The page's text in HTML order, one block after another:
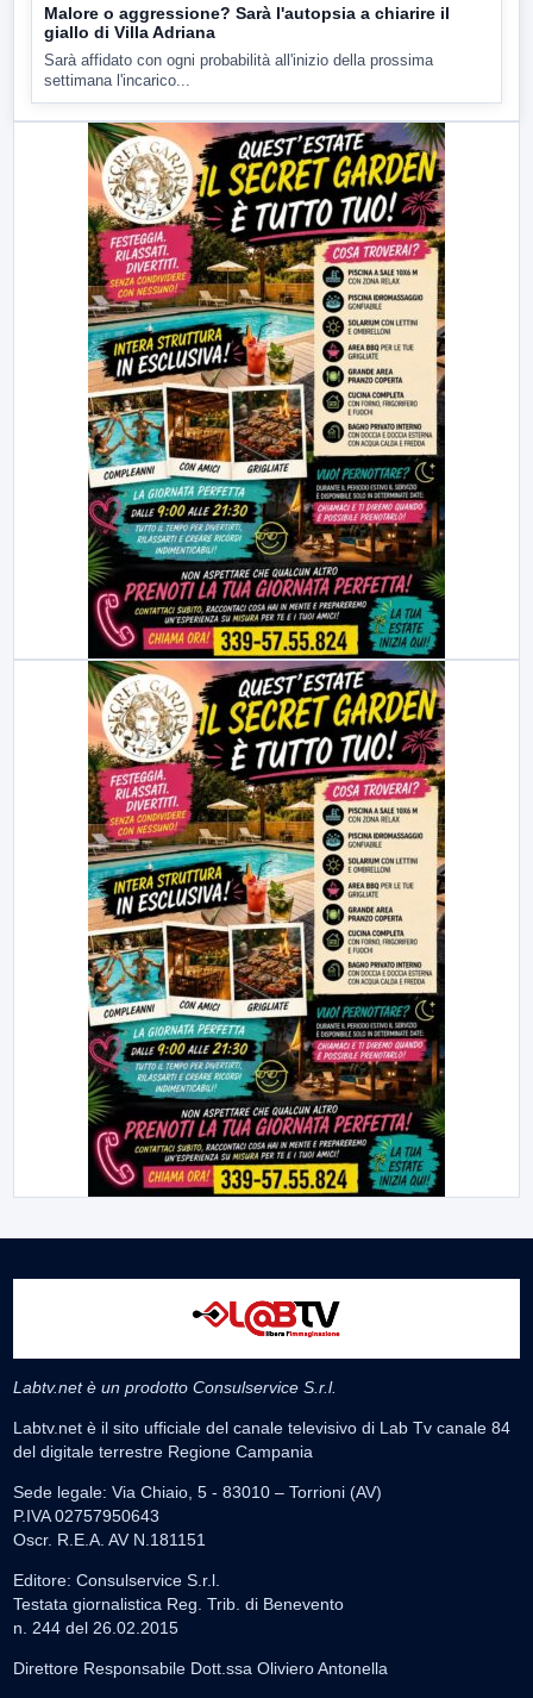
Malore o aggressione? Sarà l'autopsia a chiarire il
giallo di Villa Adriana
Sarà affidato con ogni probabilità all'inizio della prossima
settimana l'incarico...
Labtv.net è un prodotto Consulservice S.r.l.
Labtv.net è il sito ufficiale del canale televisivo di Lab Tv canale 84
del digitale terrestre Regione Campania
Sede legale: Via Chiaio, 5 - 83010 – Torrioni (AV)
P.IVA 02757950643
Oscr. R.E.A. AV N.181151
Editore: Consulservice S.r.l.
Testata giornalistica Reg. Trib. di Benevento
n. 244 del 26.02.2015
Direttore Responsabile Dott.ssa Oliviero Antonella